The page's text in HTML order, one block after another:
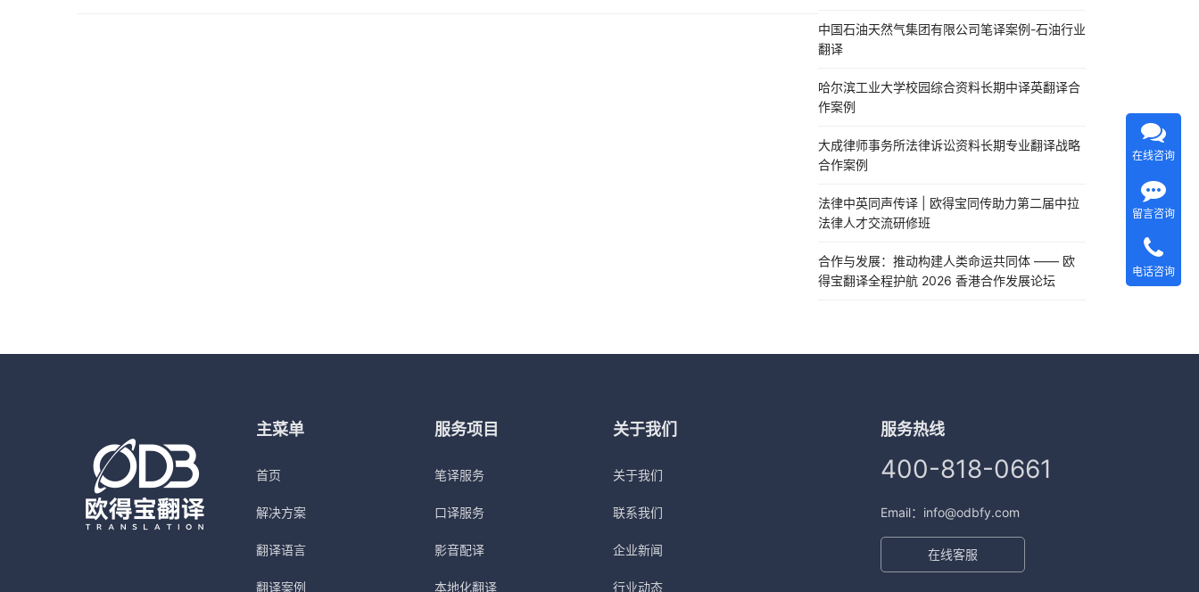
中国石油天然气集团有限公司笔译案例-石油行业
翻译
哈尔滨工业大学校园综合资料长期中译英翻译合
作案例
大成律师事务所法律诉讼资料长期专业翻译战略
合作案例
法律中英同声传译 | 欧得宝同传助力第二届中拉
法律人才交流研修班
合作与发展：推动构建人类命运共同体 —— 欧
得宝翻译全程护航 2026 香港合作发展论坛
主菜单
首页
解决方案
翻译语言
翻译案例
服务项目
笔译服务
口译服务
影音配译
本地化翻译
关于我们
关于我们
联系我们
企业新闻
行业动态
服务热线
400-818-0661
Email：info@odbfy.com
在线客服
在线咨询
留言咨询
电话咨询